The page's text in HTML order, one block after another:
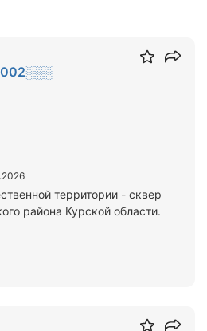
территории - сквер
района Курской области.